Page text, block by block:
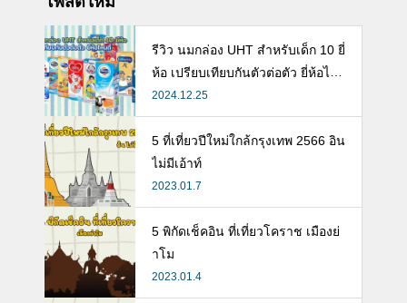
รีวิว นมกล่อง UHT สำหรับเด็ก 10 ยี่
ห้อ เปรียบเทียบกันตัวต่อตัว ยี่ห้อไห
นดี พร้อมแนะวิธีการเลือกนมกล่องใ
ห้ลูก
2024.12.25
5 ที่เที่ยวปีใหม่ใกล้กรุงเทพ 2566 อิน
ไม่มีเอ้าท์
2023.01.7
5 พิกัดเช็คอิน ที่เที่ยวโคราช เมืองย่
าโม
2023.01.4